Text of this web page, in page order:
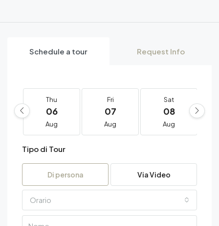
Schedule a tour Request Info
Thu
06
Aug
Fri
07
Aug
Sat
08
Aug
Tipo di Tour
Di persona Via Video
Orario